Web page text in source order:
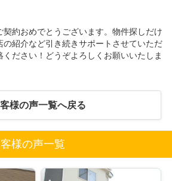
契約おめでとうございます。物件探しだけ
の紹介など引き続きサポートさせていただ
ください！どうぞよろしくお願いいたしま
様の声一覧へ戻る
様の声一覧